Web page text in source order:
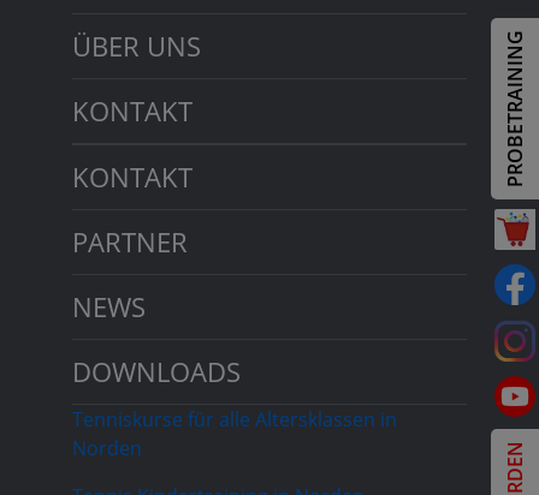
PROBETRAINING
ÜBER UNS
KONTAKT
KONTAKT
PARTNER
NEWS
DOWNLOADS
Tenniskurse für alle Altersklassen in
Norden